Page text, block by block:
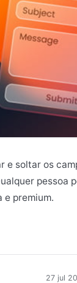
e soltar os
pessoa
e premium.
27 jul